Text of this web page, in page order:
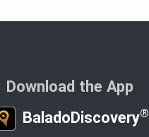
Download the App
BaladoDiscovery®